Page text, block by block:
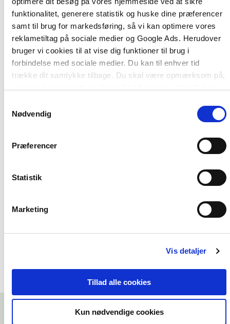
funktionalitet, generere statistik og huske dine præferencer
samt til brug for markedsføring, så vi kan optimere vores
reklametiltag på sociale medier og Google Ads. Herudover
bruger vi cookies til at vise dig funktioner til brug i
forbindelse med sociale medier. Du kan til enhver tid
trække dit samtykke tilbage. Du skal være opmærksom på,
samtykke.
Nødvendig
Præferencer
Statistik
Marketing
Vis detaljer
Tillad alle cookies
Kun nødvendige cookies
Af samme forfatter
299,95 KR.